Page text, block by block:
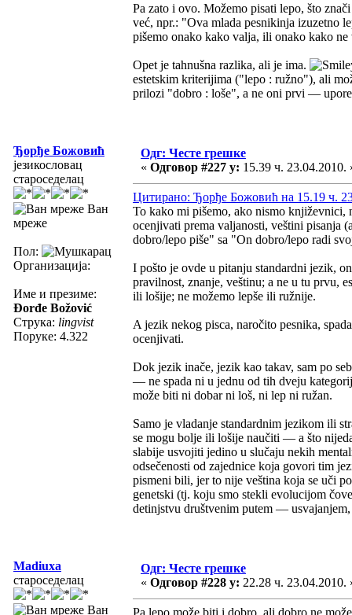
Pa zato i ovo. Možemo pisati lepo, što
već, npr.: "Ova mlada pesnikinja izuzetno
pišemo onako kako valja, ili onako kako
Opet je tahnušna razlika, ali je ima.
estetskim kriterijima ("lepo : ružno"), ali
prilozi "dobro : loše", a ne oni prvi —
Ђорђе Божовић
језикословац
староседелац
Ван
мреже
Пол:
Организација:
Име и презиме:
Đorđe Božović
Струка: lingvist
Поруке: 4.322
Одг: Честе грешке
« Одговор #227 у: 15.39 ч. 23.04.2010.
Цитирано: Ђорђе Божовић на 15.19 ч.
To kako mi pišemo, ako nismo književnici,
ocenjivati prema valjanosti, veštini
dobro/lepo piše" sa "On dobro/lepo radi
I pošto je ovde u pitanju standardni jezik,
pravilnost, znanje, veštinu; a ne u tu prvu,
ili lošije; ne možemo lepše ili ružnije.
A jezik nekog pisca, naročito pesnika,
ocenjivati.
Dok jezik inače, jezik kao takav, sam po
— ne spada ni u jednu od tih dveju
može biti ni dobar ni loš, ni lep ni ružan.
Samo je vladanje standardnim jezikom ili
se mogu bolje ili lošije naučiti — a što
slabije usvojiti jedino u slučaju nekih
odsečenosti od zajednice koja govori tim
pismeni bili, jer to nije veština koja se uči
genetski (tj. koju smo stekli evolucijom
detinjstvu društvenim putem —
Madiuxa
староседелац
Ван
Одг: Честе грешке
« Одговор #228 у: 22.28 ч. 23.04.2010.
Pa lepo može biti i dobro, ali dobro ne